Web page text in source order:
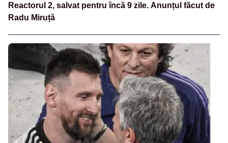
Reactorul 2, salvat pentru încă 9 zile. Anunțul făcut de
Radu Miruță